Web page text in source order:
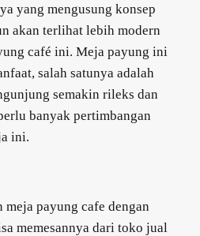
yang mengusung konsep
akan terlihat lebih modern
café ini. Meja payung ini
salah satunya adalah
semakin rileks dan
banyak pertimbangan
ini.
payung cafe dengan
memesannya dari toko jual